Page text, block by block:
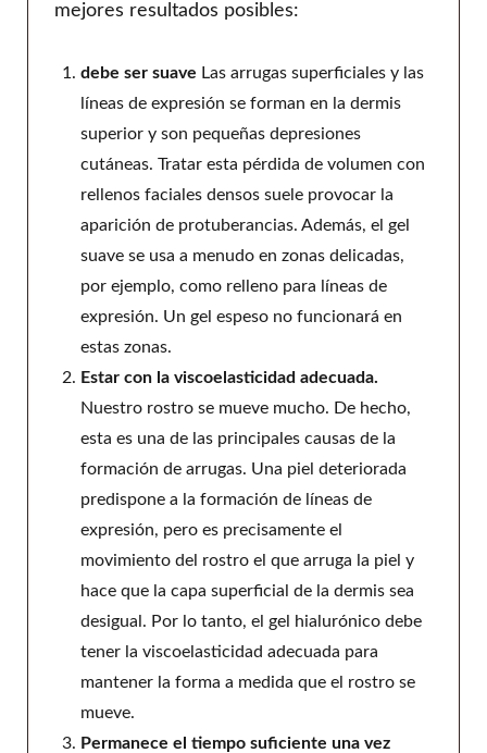
mejores resultados posibles:
debe ser suave Las arrugas superficiales y las
líneas de expresión se forman en la dermis
superior y son pequeñas depresiones
cutáneas. Tratar esta pérdida de volumen con
rellenos faciales densos suele provocar la
aparición de protuberancias. Además, el gel
suave se usa a menudo en zonas delicadas,
por ejemplo, como relleno para líneas de
expresión. Un gel espeso no funcionará en
estas zonas.
Estar con la viscoelasticidad adecuada.
Nuestro rostro se mueve mucho. De hecho,
esta es una de las principales causas de la
formación de arrugas. Una piel deteriorada
predispone a la formación de líneas de
expresión, pero es precisamente el
movimiento del rostro el que arruga la piel y
hace que la capa superficial de la dermis sea
desigual. Por lo tanto, el gel hialurónico debe
tener la viscoelasticidad adecuada para
mantener la forma a medida que el rostro se
mueve.
Permanece el tiempo suficiente una vez